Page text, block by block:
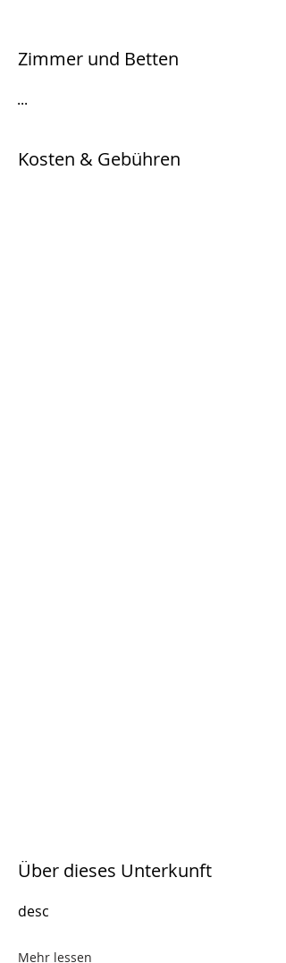
Zimmer und Betten
...
Kosten & Gebühren
Über dieses Unterkunft
desc
Mehr lessen